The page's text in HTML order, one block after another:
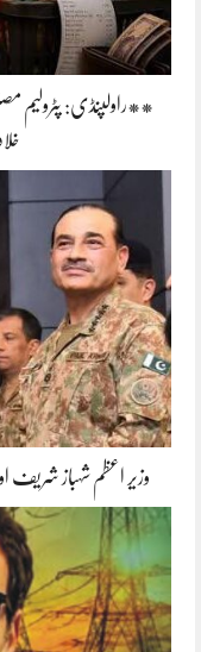
**راولپنڈی: پٹرولیم
وزیر اعظم شہباز شریف